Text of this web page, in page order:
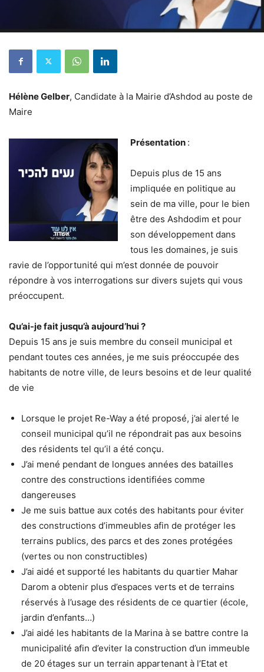
Hélène Gelber, Candidate à la Mairie d’Ashdod au poste de
Maire
Présentation :
Depuis plus de 15 ans
impliquée en politique au
sein de ma ville, pour le bien
être des Ashdodim et pour
son développement dans
tous les domaines, je suis
ravie de l’opportunité qui m’est donnée de pouvoir
répondre à vos interrogations sur divers sujets qui vous
préoccupent.
Qu’ai-je fait jusqu’à aujourd’hui ?
Depuis 15 ans je suis membre du conseil municipal et
pendant toutes ces années, je me suis préoccupée des
habitants de notre ville, de leurs besoins et de leur qualité
de vie
Lorsque le projet Re-Way a été proposé, j’ai alerté le
conseil municipal qu’il ne répondrait pas aux besoins
des résidents tel qu’il a été conçu.
J’ai mené pendant de longues années des batailles
contre des constructions identifiées comme
dangereuses
Je me suis battue aux cotés des habitants pour éviter
des constructions d’immeubles afin de protéger les
terrains publics, des parcs et des zones protégées
(vertes ou non constructibles)
J’ai aidé et supporté les habitants du quartier Mahar
Darom a obtenir plus d’espaces verts et de terrains
réservés à l’usage des résidents de ce quartier (école,
jardin d’enfants…)
J’ai aidé les habitants de la Marina à se battre contre la
municipalité afin d’eviter la construction d’un immeuble
de 20 étages sur un terrain appartenant à l’Etat et